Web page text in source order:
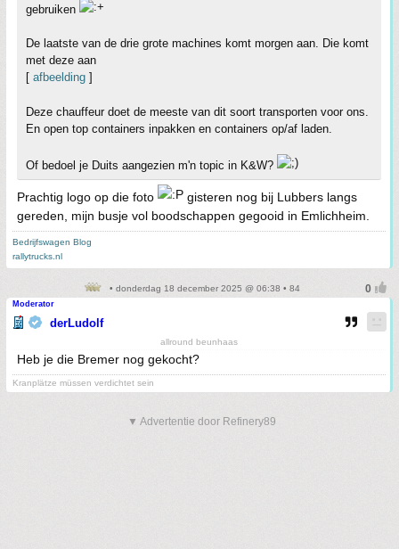
gebruiken
De laatste van de drie grote machines komt morgen aan. Die komt
met deze aan
[ afbeelding ]
Deze chauffeur doet de meeste van dit soort transporten voor ons.
En open top containers inpakken en containers op/af laden.
Of bedoel je Duits aangezien m'n topic in K&W?
Prachtig logo op die foto
gisteren nog bij Lubbers langs
gereden, mijn busje vol boodschappen gegooid in Emlichheim.
Bedrijfswagen Blog
rallytrucks.nl
• donderdag 18 december 2025 @ 06:38 • 84
Moderator
derLudolf
allround beunhaas
Heb je die Bremer nog gekocht?
Kranplätze müssen verdichtet sein
▼ Advertentie door Refinery89